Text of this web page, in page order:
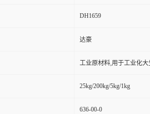
DH1659
达豪
工业原材料,用于工业化大
25kg/200kg/5kg/1kg
636-00-0